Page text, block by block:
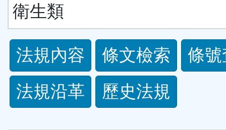
衛生類
法
規
功
能
法規內容 條文檢索
條
法規沿革
歷史法規